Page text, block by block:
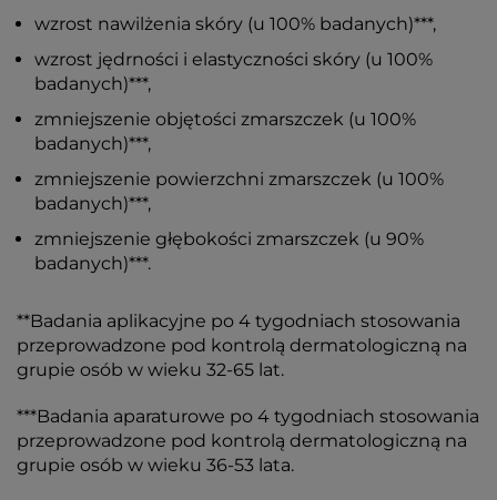
wzrost nawilżenia skóry (u 100% badanych)***,
wzrost jędrności i elastyczności skóry (u 100%
badanych)***,
zmniejszenie objętości zmarszczek (u 100%
badanych)***,
zmniejszenie powierzchni zmarszczek (u 100%
badanych)***,
zmniejszenie głębokości zmarszczek (u 90%
badanych)***.
**Badania aplikacyjne po 4 tygodniach stosowania
przeprowadzone pod kontrolą dermatologiczną na
grupie osób w wieku 32-65 lat.
***Badania aparaturowe po 4 tygodniach stosowania
przeprowadzone pod kontrolą dermatologiczną na
grupie osób w wieku 36-53 lata.